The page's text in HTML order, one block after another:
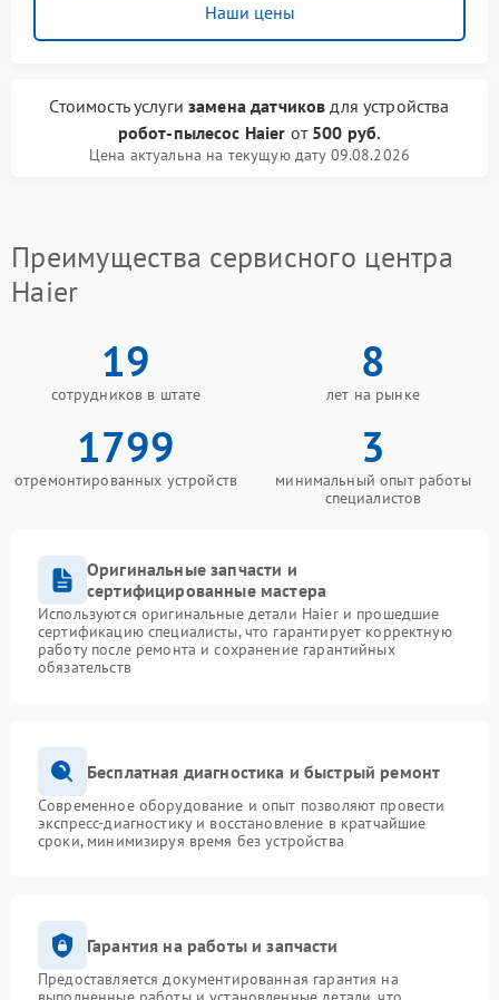
Наши цены
Стоимость услугизамена датчиков для устройства
робот-пылесос Haier от 500 руб.
Цена актуальна на текущую дату 09.08.2026
Преимущества сервисного центра
Haier
19
сотрудников в штате
8
лет на рынке
1799
отремонтированных устройств
3
минимальный опыт работы
специалистов
Оригинальные запчасти и
сертифицированные мастера
Используются оригинальные детали Haier и прошедшие
сертификацию специалисты, что гарантирует корректную
работу после ремонта и сохранение гарантийных
обязательств
Бесплатная диагностика и быстрый ремонт
Современное оборудование и опыт позволяют провести
экспресс-диагностику и восстановление в кратчайшие
сроки, минимизируя время без устройства
Гарантия на работы и запчасти
Предоставляется документированная гарантия на